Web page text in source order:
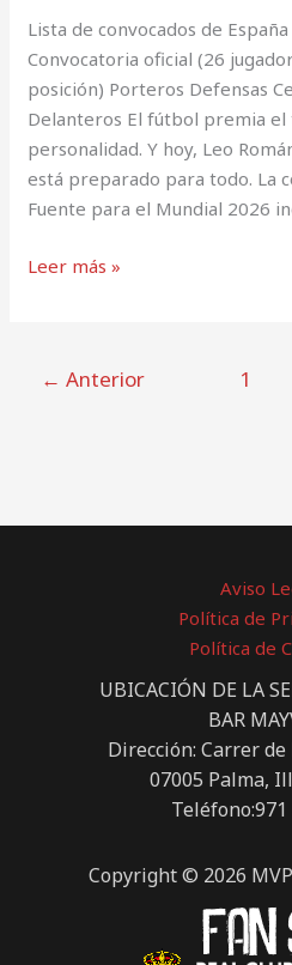
Lista de convocados de
Convocatoria oficial (26
posición) Porteros Defensas
Delanteros El fútbol premia el
personalidad. Y hoy, Leo
está preparado para todo. La
Fuente para el Mundial 2026
Leer más »
← Anterior 1
Aviso
Política de
Política de
UBICACIÓN DE LA
BAR
Dirección: Carrer de
07005 Palma,
Teléfono:971
Copyright © 2026